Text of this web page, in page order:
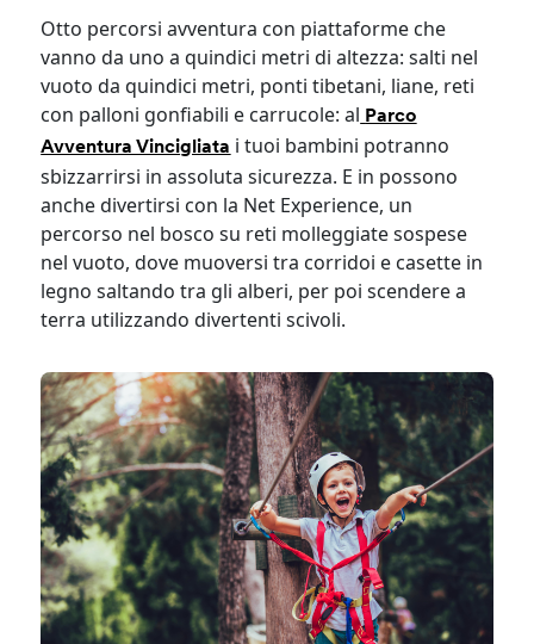
Otto percorsi avventura con piattaforme che
vanno da uno a quindici metri di altezza: salti nel
vuoto da quindici metri, ponti tibetani, liane, reti
con palloni gonfiabili e carrucole: al Parco
Avventura Vincigliata i tuoi bambini potranno
sbizzarrirsi in assoluta sicurezza. E in possono
anche divertirsi con la Net Experience, un
percorso nel bosco su reti molleggiate sospese
nel vuoto, dove muoversi tra corridoi e casette in
legno saltando tra gli alberi, per poi scendere a
terra utilizzando divertenti scivoli.